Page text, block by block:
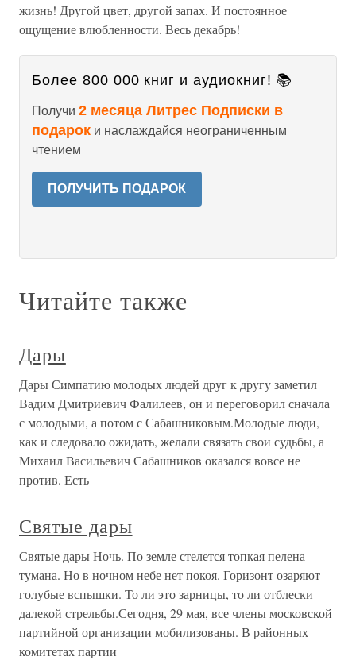
жизнь! Другой цвет, другой запах. И постоянное
ощущение влюбленности. Весь декабрь!
Более 800 000 книг и аудиокниг! 📚
Получи 2 месяца Литрес Подписки в
подарок и наслаждайся неограниченным
чтением
ПОЛУЧИТЬ ПОДАРОК
Читайте также
Дары
Дары Симпатию молодых людей друг к другу заметил
Вадим Дмитриевич Фалилеев, он и переговорил сначала
с молодыми, а потом с Сабашниковым.Молодые люди,
как и следовало ожидать, желали связать свои судьбы, а
Михаил Васильевич Сабашников оказался вовсе не
против. Есть
Святые дары
Святые дары Ночь. По земле стелется топкая пелена
тумана. Но в ночном небе нет покоя. Горизонт озаряют
голубые вспышки. То ли это зарницы, то ли отблески
далекой стрельбы.Сегодня, 29 мая, все члены московской
партийной организации мобилизованы. В районных
комитетах партии